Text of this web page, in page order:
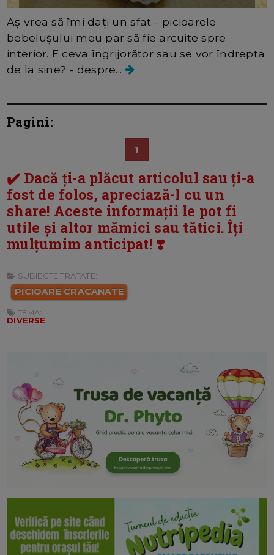
Aș vrea să îmi dați un sfat - picioarele
bebelușului meu par să fie arcuite spre
interior. E ceva îngrijorător sau se vor îndrepta
de la sine? - despre...
Pagini:
1
✔️ Dacă ți-a plăcut articolul sau ți-a
fost de folos, apreciază-l cu un
share! Aceste informații le pot fi
utile și altor mămici sau tătici. Îți
mulțumim anticipat! ❣️
SUBIECTE TRATATE:
PICIOARE CRACANATE
TEMA:
DIVERSE